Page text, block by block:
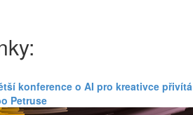
konference o AI pro kreativce přivítá
Petruse